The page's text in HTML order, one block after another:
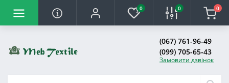
0 0 0
(067) 761-96-49
(099) 705-65-43
Замовити дзвінок